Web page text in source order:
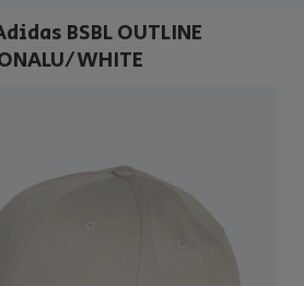
BSBL OUTLINE
WHITE